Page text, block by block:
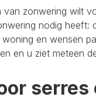
zonwering wilt
nodig heeft:
en wensen
en u ziet meteen
serres